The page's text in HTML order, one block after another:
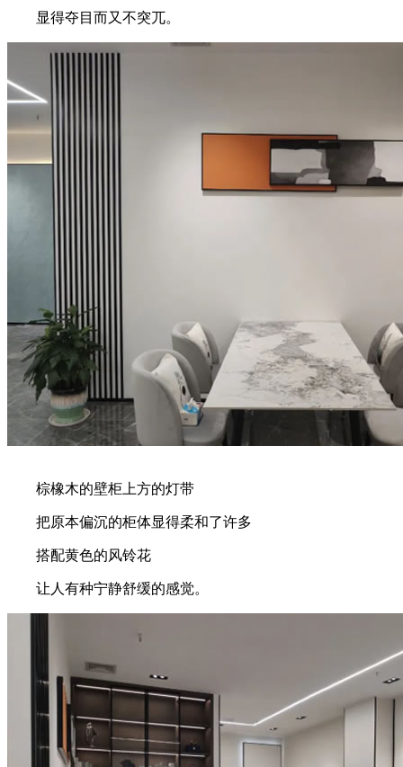
显得夺目而又不突兀。
棕橡木的壁柜上方的灯带
把原本偏沉的柜体显得柔和了许多
搭配黄色的风铃花
让人有种宁静舒缓的感觉。